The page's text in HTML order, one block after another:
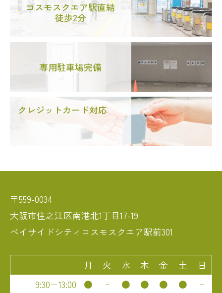
コスモスクエア駅直結
徒歩2分
専用駐車場完備
クレジットカード対応
〒559-0034
大阪市住之江区南港北1丁目17-19
ベイサイドシティコスモスクエア駅前301
月 火 水 木 金 土
日
9:30−13:00
● ｰ ● ● ● ●
ｰ